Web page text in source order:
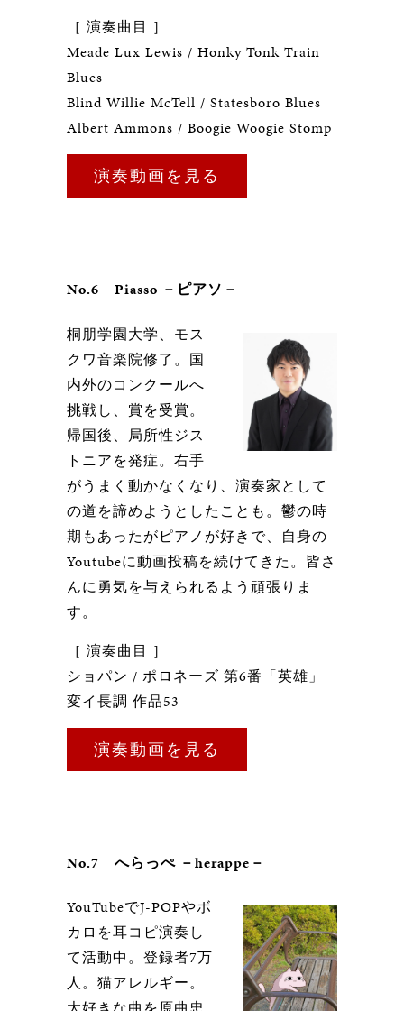
［ 演奏曲目 ］
Meade Lux Lewis / Honky Tonk Train
Blues
Blind Willie McTell / Statesboro Blues
Albert Ammons / Boogie Woogie Stomp
演奏動画を見る
No.6 Piasso －ピアソ－
桐朋学園大学、モス
クワ音楽院修了。国
内外のコンクールへ
挑戦し、賞を受賞。
帰国後、局所性ジス
トニアを発症。右手
がうまく動かなくなり、演奏家として
の道を諦めようとしたことも。鬱の時
期もあったがピアノが好きで、自身の
Youtubeに動画投稿を続けてきた。皆さ
んに勇気を与えられるよう頑張りま
す。
［ 演奏曲目 ］
ショパン / ポロネーズ 第6番「英雄」
変イ長調 作品53
演奏動画を見る
No.7 へらっぺ －herappe－
YouTubeでJ-POPやボ
カロを耳コピ演奏し
て活動中。登録者7万
人。猫アレルギー。